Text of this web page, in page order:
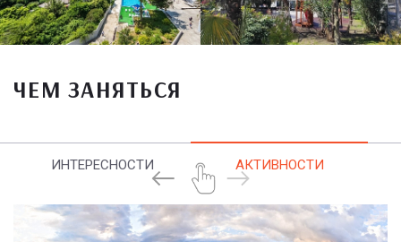
ЧЕМ ЗАНЯТЬСЯ
ИНТЕРЕСНОСТИ АКТИВНОСТИ